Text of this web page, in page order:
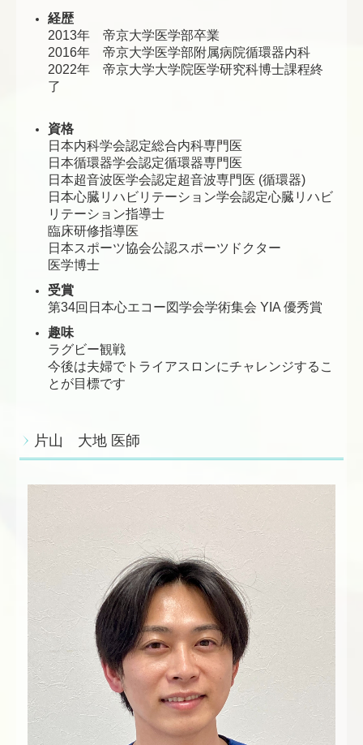
経歴
2013年 帝京大学医学部卒業
2016年 帝京大学医学部附属病院循環器内科
2022年 帝京大学大学院医学研究科博士課程終
了
資格
日本内科学会認定総合内科専門医
日本循環器学会認定循環器専門医
日本超音波医学会認定超音波専門医 (循環器)
日本心臓リハビリテーション学会認定心臓リハビ
リテーション指導士
臨床研修指導医
日本スポーツ協会公認スポーツドクター
医学博士
受賞
第34回日本心エコー図学会学術集会 YIA 優秀賞
趣味
ラグビー観戦
今後は夫婦でトライアスロンにチャレンジするこ
とが目標です
片山 大地 医師